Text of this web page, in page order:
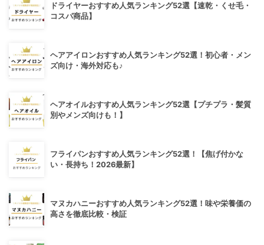
ドライヤーおすすめ人気ランキング52選【速乾・くせ毛・
コスパ商品】
ヘアアイロンおすすめ人気ランキング52選！初心者・メン
ズ向け・海外対応も♪
ヘアオイルおすすめ人気ランキング52選【プチプラ・髪質
別やメンズ向けも！】
フライパンおすすめ人気ランキング52選！【焦げ付かな
い・長持ち！2026最新】
マヌカハニーおすすめ人気ランキング52選！味や栄養価の
高さを徹底比較・検証